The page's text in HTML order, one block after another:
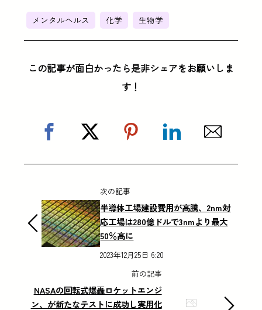
メンタルヘルス 化学 生物学
この記事が面白かったら是非シェアをお願いしま
す！
次の記事
半導体工場建設費用が高騰、2nm対
応工場は280億ドルで3nmより最大
50％高に
2023年12月25日 6:20
前の記事
NASAの回転式爆轟ロケットエンジ
ン、が新たなテストに成功し実用化